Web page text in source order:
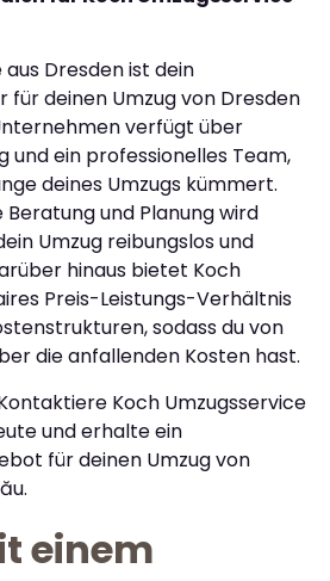
Dresden ist dein
für deinen Umzug von Dresden
verfügt über
und ein professionelles Team,
deines Umzugs kümmert.
Beratung und Planung wird
Umzug reibungslos und
hinaus bietet Koch
Preis-Leistungs-Verhältnis
sodass du von
die anfallenden Kosten hast.
Koch Umzugsservice
und erhalte ein
für deinen Umzug von
einem